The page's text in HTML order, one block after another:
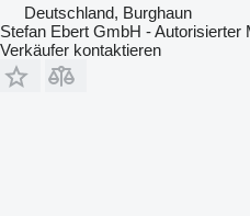
Deutschland, Burghaun
Stefan Ebert GmbH -
Verkäufer kontaktieren